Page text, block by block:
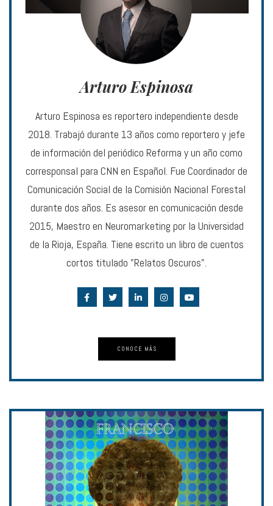
Arturo Espinosa
Arturo Espinosa es reportero independiente desde
2018. Trabajó durante 13 años como reportero y jefe
de información del periódico Reforma y un año como
corresponsal para CNN en Español. Fue Coordinador de
Comunicación Social de la Comisión Nacional Forestal
durante dos años. Es asesor en comunicación desde
2015, Maestro en Neuromarketing por la Universidad
de la Rioja, España. Tiene escrito un libro de cuentos
cortos titulado "Relatos Oscuros".
CONOCE MÁS